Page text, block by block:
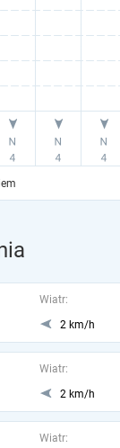
Wiatr:
2 km/h
Wiatr:
2 km/h
Wiatr: